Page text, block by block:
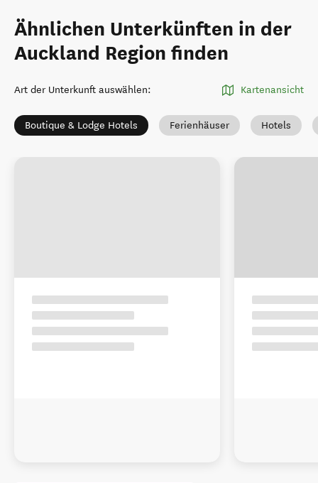
Ähnlichen Unterkünften in der
Auckland Region finden
Art der Unterkunft auswählen: Kartenansicht
Boutique & Lodge Hotels Ferienhäuser Hotels